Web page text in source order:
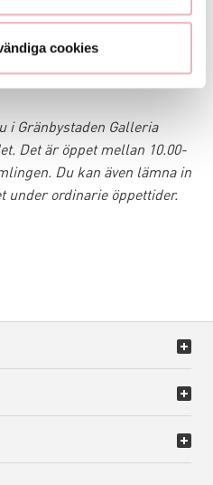
cookies
i Gränbystaden Galleria
Det är öppet mellan 10.00-
Du kan även lämna in
under ordinarie öppettider.